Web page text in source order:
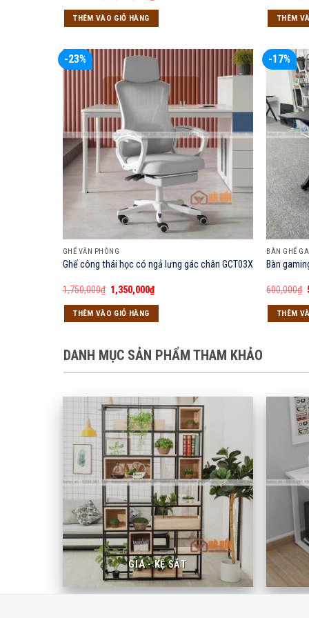
gốc
là:
2,050,000₫.
hiện
tại
THÊM VÀO GIỎ HÀNG THÊM
-23%
GHẾ VĂN PHÒNG
Ghế công thái học có ngả lưng gác chân GCT03X
1,750,000₫ Giá
gốc
là:
1,750,000₫.
1,350,000₫Giá
hiện
tại
THÊM VÀO GIỎ HÀNG
-17%
BÀN GHẾ
Bàn
600,000₫
THÊM
DANH MỤC SẢN PHẨM THAM KHẢO
GIÁ - KỆ SẮT